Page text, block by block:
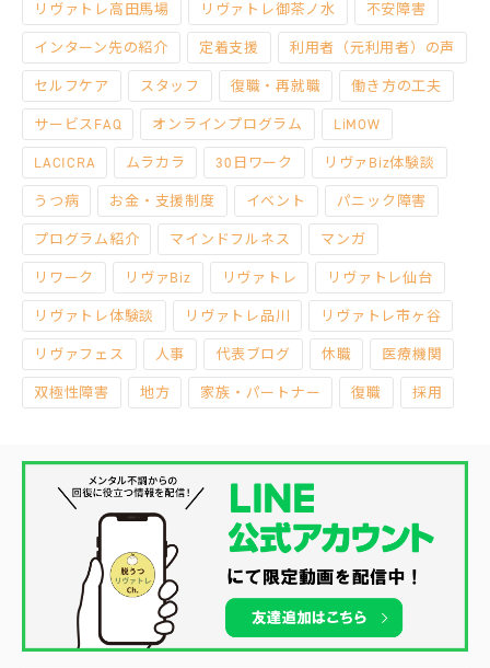
リヴァトレ高田馬場 リヴァトレ御茶ノ水 不安障害
インターン先の紹介 定着支援 利用者（元利用者）の声
セルフケア スタッフ 復職・再就職 働き方の工夫
サービスFAQ オンラインプログラム LiMOW
LACICRA ムラカラ 30日ワーク リヴァBiz体験談
うつ病 お金・支援制度 イベント パニック障害
プログラム紹介 マインドフルネス マンガ
リワーク リヴァBiz リヴァトレ リヴァトレ仙台
リヴァトレ体験談 リヴァトレ品川 リヴァトレ市ヶ谷
リヴァフェス 人事 代表ブログ 休職 医療機関
双極性障害 地方 家族・パートナー 復職 採用